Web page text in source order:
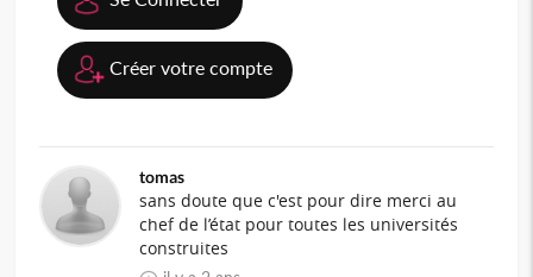
Créer votre compte
tomas
sans doute que c'est pour dire merci au
chef de l’état pour toutes les universités
construites